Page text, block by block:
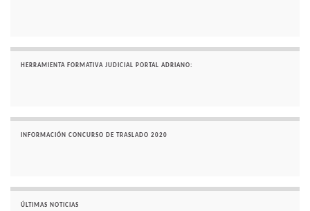
HERRAMIENTA FORMATIVA JUDICIAL PORTAL ADRIANO:
INFORMACIÓN CONCURSO DE TRASLADO 2020
ÚLTIMAS NOTICIAS